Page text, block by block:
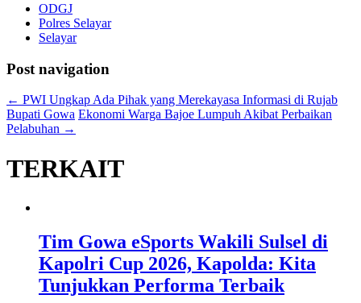
ODGJ
Polres Selayar
Selayar
Post navigation
← PWI Ungkap Ada Pihak yang Merekayasa Informasi di Rujab
Bupati Gowa Ekonomi Warga Bajoe Lumpuh Akibat Perbaikan
Pelabuhan →
TERKAIT
Tim Gowa eSports Wakili Sulsel di
Kapolri Cup 2026, Kapolda: Kita
Tunjukkan Performa Terbaik